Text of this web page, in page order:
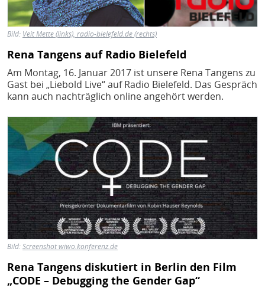
Bild: Veit Mette (links), radio-bielefeld.de (rechts)
Rena Tangens auf Radio Bielefeld
Am Montag, 16. Januar 2017 ist unsere Rena Tangens zu
Gast bei „Liebold Live“ auf Radio Bielefeld. Das Gespräch
kann auch nachträglich online angehört werden.
Bild
Bild:Screenshot wiwo.konferenz.de
Rena Tangens diskutiert in Berlin den Film
„CODE – Debugging the Gender Gap“